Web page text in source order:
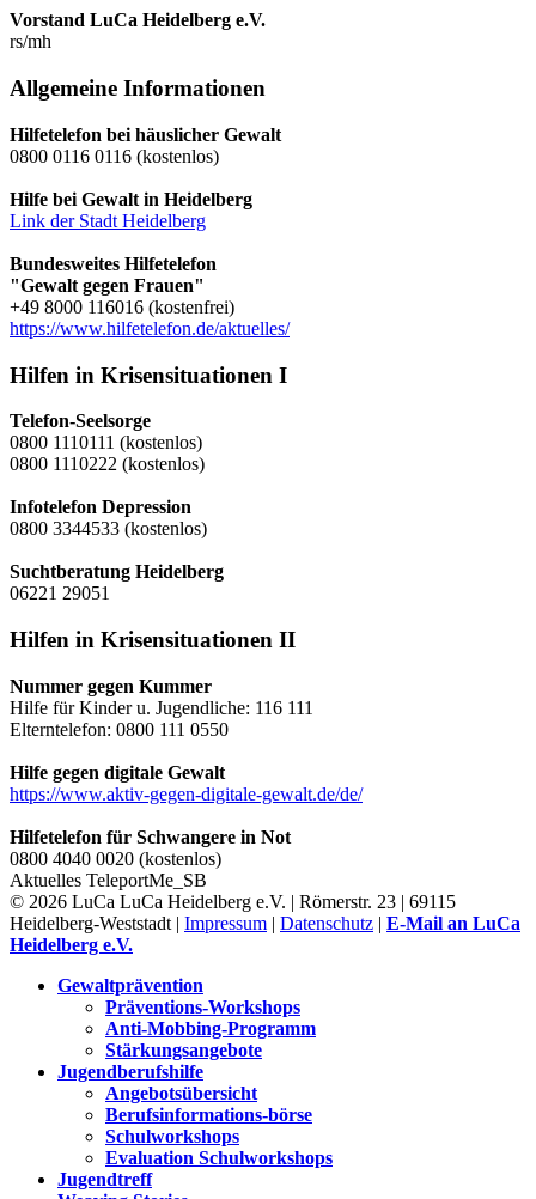
Vorstand LuCa Heidelberg e.V.
rs/mh
Allgemeine Informationen
Hilfetelefon bei häuslicher Gewalt
0800 0116 0116 (kostenlos)
Hilfe bei Gewalt in Heidelberg
Link der Stadt Heidelberg
Bundesweites Hilfetelefon
"Gewalt gegen Frauen"
+49 8000 116016 (kostenfrei)
https://www.hilfetelefon.de/aktuelles/
Hilfen in Krisensituationen I
Telefon-Seelsorge
0800 1110111 (kostenlos)
0800 1110222 (kostenlos)
Infotelefon Depression
0800 3344533 (kostenlos)
Suchtberatung Heidelberg
06221 29051
Hilfen in Krisensituationen II
Nummer gegen Kummer
Hilfe für Kinder u. Jugendliche: 116 111
Elterntelefon: 0800 111 0550
Hilfe gegen digitale Gewalt
https://www.aktiv-gegen-digitale-gewalt.de/de/
Hilfetelefon für Schwangere in Not
0800 4040 0020 (kostenlos)
Aktuelles TeleportMe_SB
© 2026 LuCa LuCa Heidelberg e.V. | Römerstr. 23 | 69115
Heidelberg-Weststadt | Impressum | Datenschutz | E-Mail an LuCa
Heidelberg e.V.
Gewaltprävention
Präventions-Workshops
Anti-Mobbing-Programm
Stärkungsangebote
Jugendberufshilfe
Angebotsübersicht
Berufsinformations-börse
Schulworkshops
Evaluation Schulworkshops
Jugendtreff